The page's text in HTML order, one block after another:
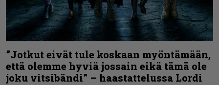
”Jotkut eivät tule koskaan myöntämään,
että olemme hyviä jossain eikä tämä ole
joku vitsibändi” – haastattelussa Lordi